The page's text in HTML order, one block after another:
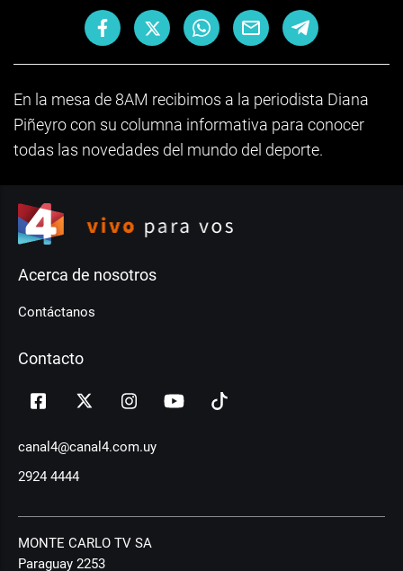
En la mesa de 8AM recibimos a la periodista Diana
Piñeyro con su columna informativa para conocer
todas las novedades del mundo del deporte.
Acerca de nosotros
Contáctanos
Contacto
canal4@canal4.com.uy
2924 4444
MONTE CARLO TV SA
Paraguay 2253